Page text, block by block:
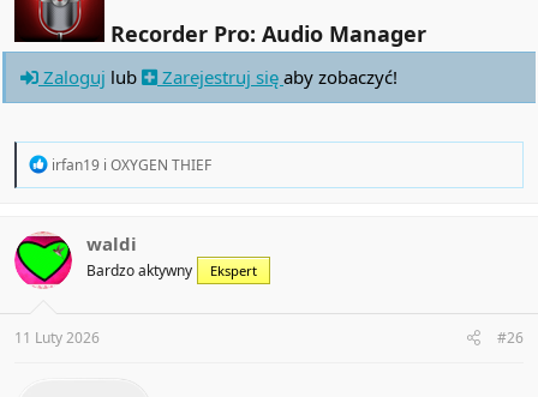
Recorder Pro: Audio Manager
Zaloguj lub Zarejestruj się aby zobaczyć!
R
t
i
o
s
:
irfan19 i OXYGEN THIEF
waldi
Bardzo aktywny Ekspert
11 Luty 2026 #26